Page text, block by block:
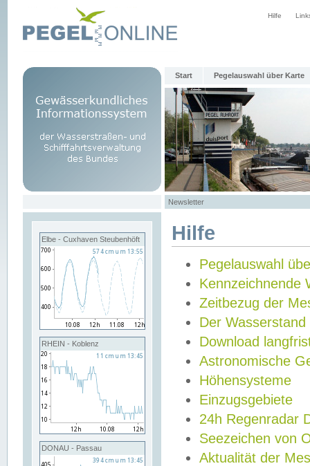
Hilfe
Start Pegelauswahl über Karte
Newsletter
Elbe - Cuxhaven Steubenhöft
RHEIN - Koblenz
DONAU - Passau
Hilfe
Pegelauswahl
Kennzeichnende
Zeitbezug der
Der Wasserstand
Download
Astronomische
Höhensysteme
Einzugsgebiete
24h Regenradar
Seezeichen von
Aktualität der